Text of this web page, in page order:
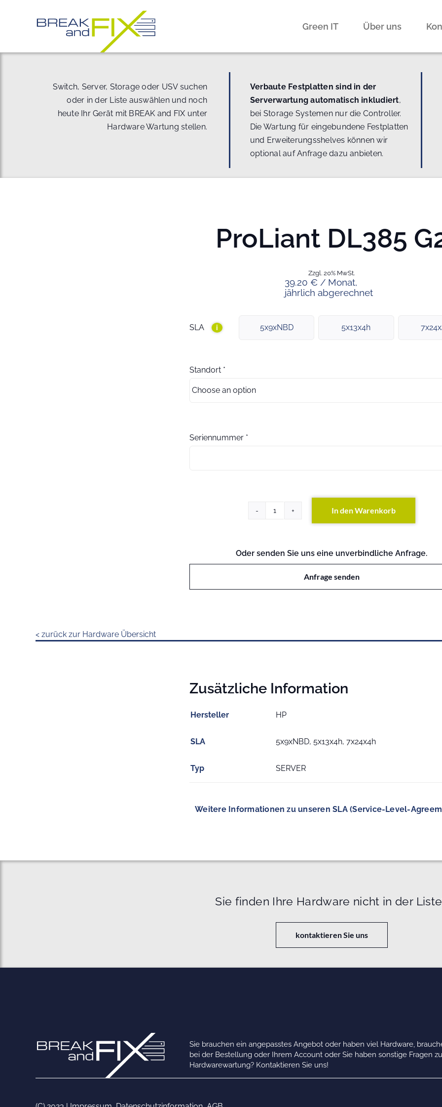
Green IT Über uns
Switch, Server, Storage oder USV suchen
oder in der Liste auswählen und noch
heute Ihr Gerät mit BREAK and FIX unter
Hardware Wartung stellen.
Verbaute Festplatten sind in der
Serverwartung automatisch inkludiert,
bei Storage Systemen nur die Controller.
Die Wartung für eingebundene Festplatten
und Erweiterungsshelves können wir
optional auf Anfrage dazu anbieten.
ProLiant DL385
39.20 € / Monat,
jährlich abgerechnet
Zzgl. 20% MwSt.
SLA i 5x9xNBD 5x13x4h
Standort *
Seriennummer *
ProLiant
In den Warenkorb
Oder senden Sie uns eine unverbindliche Anfrage.
Anfrage senden
< zurück zur Hardware Übersicht
Zusätzliche Information
Hersteller HP
SLA 5x9xNBD, 5x13x4h, 7x24x4h
Typ SERVER
Weitere Informationen zu unseren SLA (Service-Level-
Sie finden Ihre Hardware nicht in der
kontaktieren Sie uns
Sie brauchen ein angepasstes Angebot oder haben viel Hardware,
bei der Bestellung oder Ihrem Account oder Sie haben sonstige Fragen zu
Hardwarewartung? Kontaktieren Sie uns!